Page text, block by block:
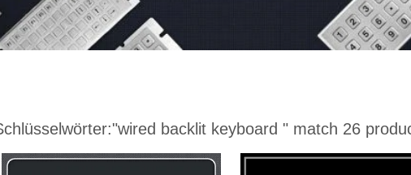
"wired backlit keyboard " match 26